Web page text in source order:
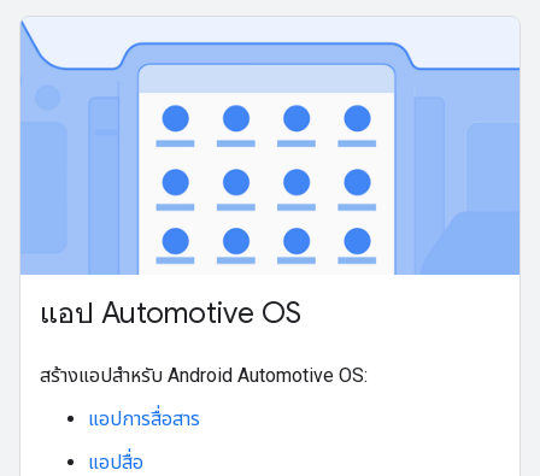
แอป Automotive OS
สร้างแอปสําหรับ Android Automotive OS:
แอปการสื่อสาร
แอปสื่อ